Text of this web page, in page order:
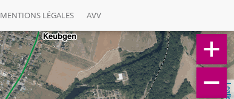
MENTIONS LÉGALES AVV
Leaflet